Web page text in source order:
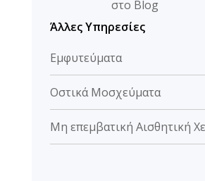
στο Blog
Άλλες Υπηρεσίες
Eμφυτεύματα
Οστικά Μοσχεύματα
Μη επεμβατική Αισθητική